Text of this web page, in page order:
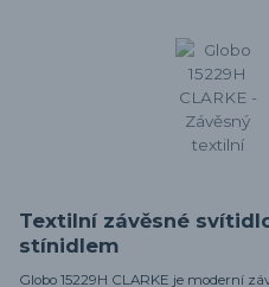
Textilní závěsné
stínidlem
Globo 15229H CLARKE je moderní